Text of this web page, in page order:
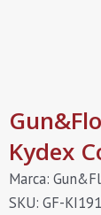
Kydex
Marca:
SKU: GF-